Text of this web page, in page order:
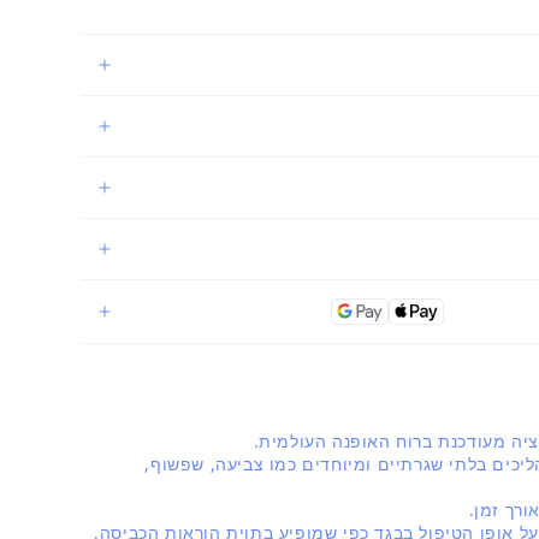
בלתי שגרתיים ומיוחדים כמו צביעה, שפשוף,
זמן.
אופן הטיפול בבגד כפי שמופיע בתוית הוראות הכביסה.